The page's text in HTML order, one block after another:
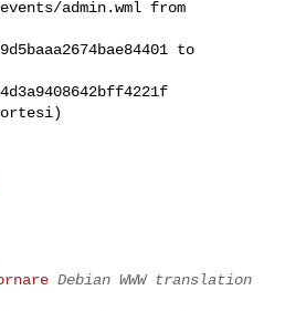
admin.wml from
to
Debian WWW translation